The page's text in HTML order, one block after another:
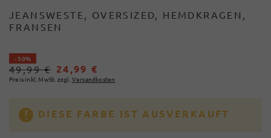
JEANSWESTE, OVERSIZED, HEMDKRAGEN,
FRANSEN
- 50%
49,99 € 24,99 €
Preis inkl. MwSt. zzgl. Versandkosten
DIESE FARBE IST AUSVERKAUFT